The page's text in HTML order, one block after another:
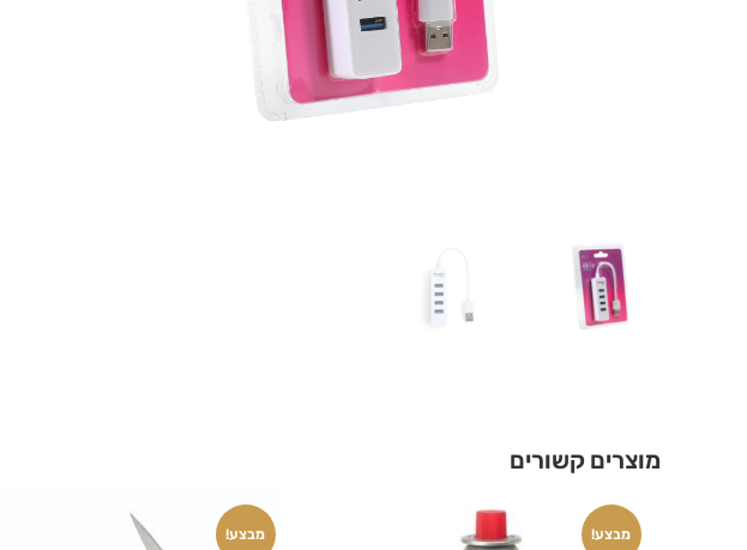
מוצרים קשורים
מבצע! מבצע!